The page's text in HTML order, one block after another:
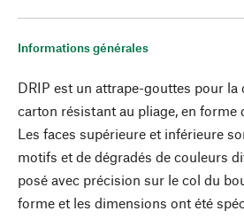
Informations générales
DRIP est un attrape-gouttes pour la
carton résistant au pliage, en forme
Les faces supérieure et inférieure
motifs et de dégradés de couleurs
posé avec précision sur le col du
forme et les dimensions ont été